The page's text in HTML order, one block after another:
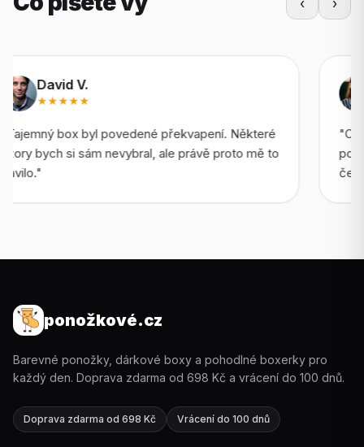
Lucie H.
★★★★
"Objednávka dorazila rychle a komunikace byla v
pořádku. Jeden pár byl odvážnější, než jsem
ponožkové.cz
Barevné ponožky, dárkové boxy a pohodlné boxerky pro
každý den. Doprava zdarma od 698 Kč a vrácení do 100 dnů.
Doprava zdarma od 698 Kč Vrácení do 100 dnů